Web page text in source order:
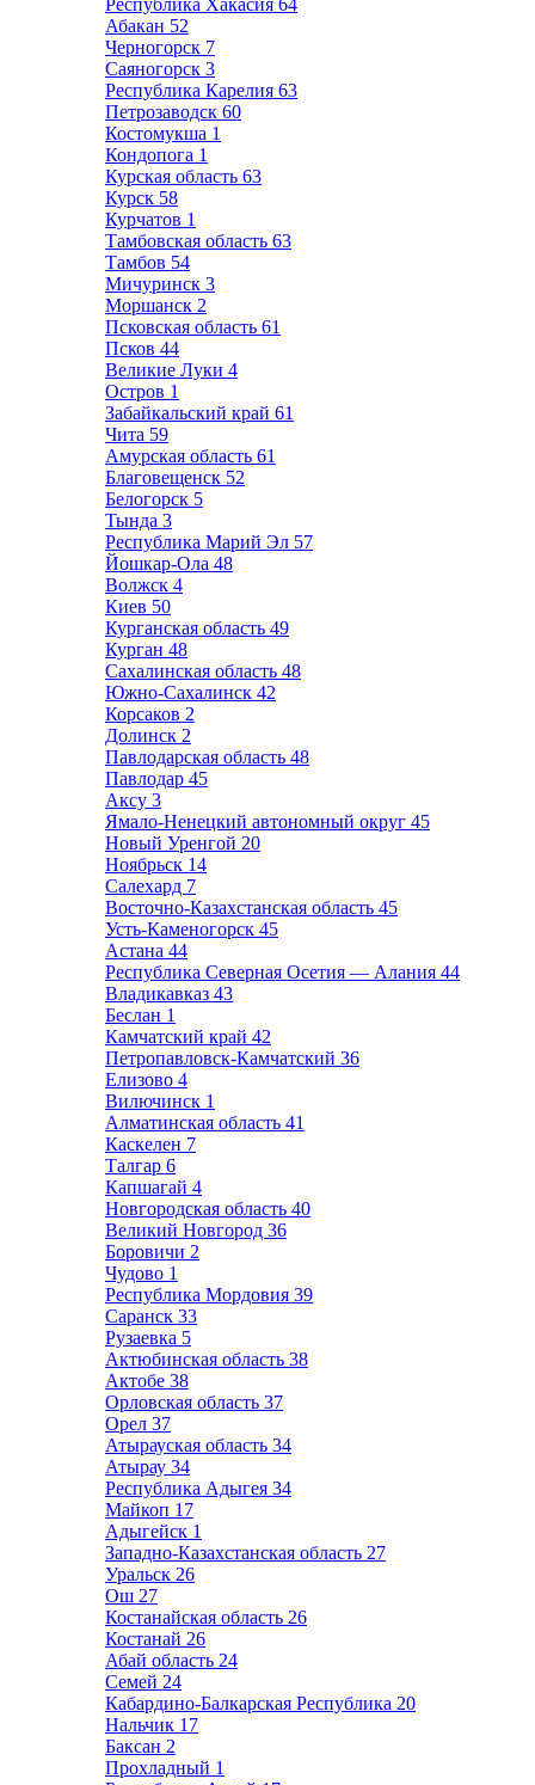
Республика Хакасия 64
Абакан 52
Черногорск 7
Саяногорск 3
Республика Карелия 63
Петрозаводск 60
Костомукша 1
Кондопога 1
Курская область 63
Курск 58
Курчатов 1
Тамбовская область 63
Тамбов 54
Мичуринск 3
Моршанск 2
Псковская область 61
Псков 44
Великие Луки 4
Остров 1
Забайкальский край 61
Чита 59
Амурская область 61
Благовещенск 52
Белогорск 5
Тында 3
Республика Марий Эл 57
Йошкар-Ола 48
Волжск 4
Киев 50
Курганская область 49
Курган 48
Сахалинская область 48
Южно-Сахалинск 42
Корсаков 2
Долинск 2
Павлодарская область 48
Павлодар 45
Аксу 3
Ямало-Ненецкий автономный округ 45
Новый Уренгой 20
Ноябрьск 14
Салехард 7
Восточно-Казахстанская область 45
Усть-Каменогорск 45
Астана 44
Республика Северная Осетия — Алания 44
Владикавказ 43
Беслан 1
Камчатский край 42
Петропавловск-Камчатский 36
Елизово 4
Вилючинск 1
Алматинская область 41
Каскелен 7
Талгар 6
Капшагай 4
Новгородская область 40
Великий Новгород 36
Боровичи 2
Чудово 1
Республика Мордовия 39
Саранск 33
Рузаевка 5
Актюбинская область 38
Актобе 38
Орловская область 37
Орел 37
Атырауская область 34
Атырау 34
Республика Адыгея 34
Майкоп 17
Адыгейск 1
Западно-Казахстанская область 27
Уральск 26
Ош 27
Костанайская область 26
Костанай 26
Абай область 24
Семей 24
Кабардино-Балкарская Республика 20
Нальчик 17
Баксан 2
Прохладный 1